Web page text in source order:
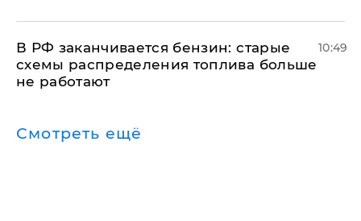
​В РФ заканчивается бензин: старые
схемы распределения топлива больше
не работают
10:49
Смотреть ещё